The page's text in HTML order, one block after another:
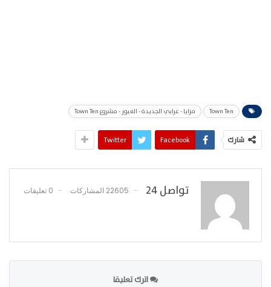
Town Ten مزايا - عرابي الجديدة - العبور - مشروع Town Ten
شارك Facebook
Twitter
تواصل 24 22605 المشاركات 0 تعليقات
اترك تعليقا